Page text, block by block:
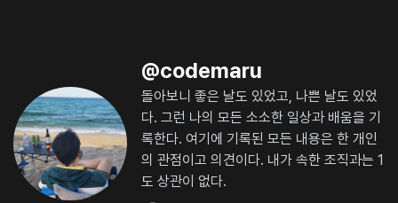
@codemaru
돌아보니 좋은 날도 있었고, 나쁜 날도 있었
다. 그런 나의 모든 소소한 일상과 배움을 기
록한다. 여기에 기록된 모든 내용은 한 개인
의 관점이고 의견이다. 내가 속한 조직과는 1
도 상관이 없다.